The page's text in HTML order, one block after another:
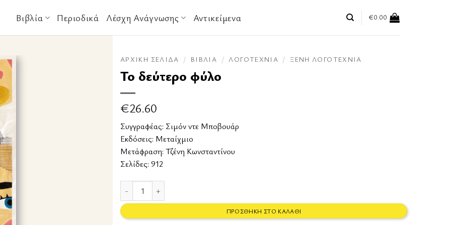
Βιβλία Περιοδικά Λέσχη Ανάγνωσης Αντικείμενα €0.00
ΑΡΧΙΚΉ ΣΕΛΊΔΑ / ΒΙΒΛΊΑ / ΛΟΓΟΤΕΧΝΊΑ / ΞΈΝΗ ΛΟΓΟΤΕΧΝΊΑ
Το δεύτερο φύλο
€26.60
Συγγραφέας: Σιμόν ντε Μποβουάρ
Εκδόσεις: Μεταίχμιο
Μετάφραση: Τζένη Κωνσταντίνου
Σελίδες: 912
ΠΡΟΣΘΉΚΗ ΣΤΟ ΚΑΛΆΘΙ